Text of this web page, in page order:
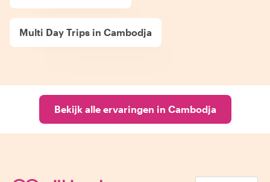
Multi Day Trips in Cambodja
Bekijk alle ervaringen in Cambodja